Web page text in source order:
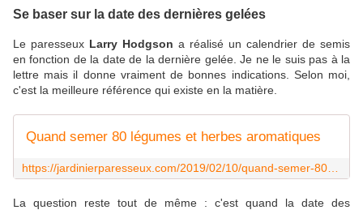
Se baser sur la date des dernières gelées
Le paresseux Larry Hodgson a réalisé un calendrier de semis
en fonction de la date de la dernière gelée. Je ne le suis pas à la
lettre mais il donne vraiment de bonnes indications. Selon moi,
c'est la meilleure référence qui existe en la matière.
Quand semer 80 légumes et herbes aromatiques
La question reste tout de même : c'est quand la date des